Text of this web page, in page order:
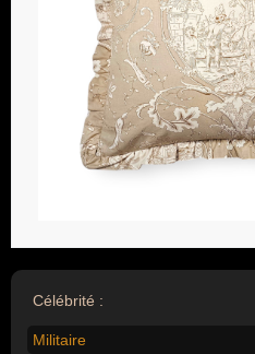
Célébrité :
Militaire